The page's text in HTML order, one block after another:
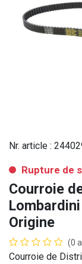
Nr. article :
Rupture de
Courroie
Origine
(0
Courroie de